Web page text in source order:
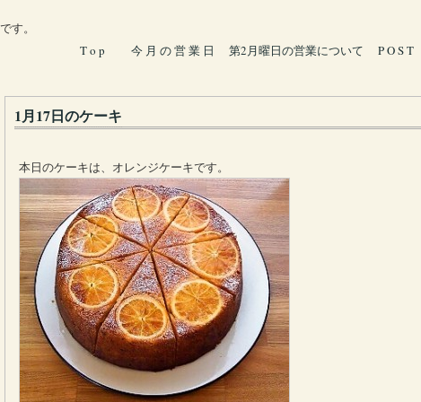
す。
T o p
今 月 の 営 業 日 第2月曜日の営業について P O S T
1月17日のケーキ
本日のケーキは、オレンジケーキです。